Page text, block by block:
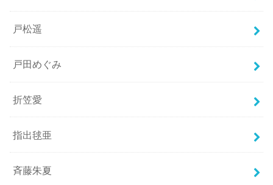
戸松遥
戸田めぐみ
折笠愛
指出毬亜
斉藤朱夏